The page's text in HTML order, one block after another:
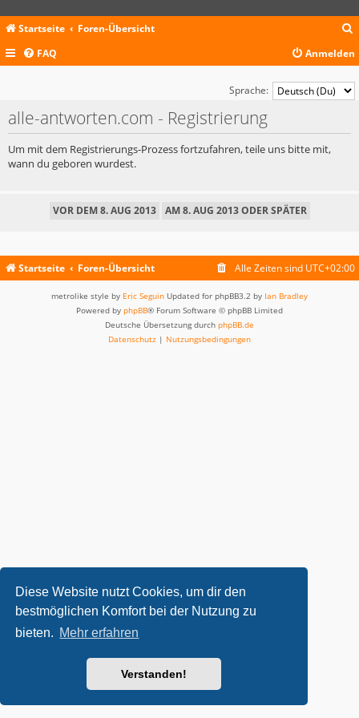
Diese Website nutzt Cookies, um dir den
bestmöglichen Komfort bei der Nutzung zu
bieten. Mehr erfahren
Verstanden!
Startseite Foren-Übersicht
c
FAQ Anmelden
Sprache:
alle-antworten.com - Registrierung
Um mit dem Registrierungs-Prozess fortzufahren, teile uns bitte mit,
wann du geboren wurdest.
Startseite Foren-Übersicht Alle Zeiten sind UTC+02:00
metrolike style by Eric Seguin Updated for phpBB3.2 by Ian Bradley
Powered by phpBB® Forum Software © phpBB Limited
Deutsche Übersetzung durch phpBB.de
Datenschutz | Nutzungsbedingungen